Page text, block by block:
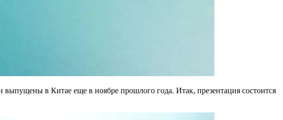
в Китае еще в ноябре прошлого года. Итак, презентация состоится